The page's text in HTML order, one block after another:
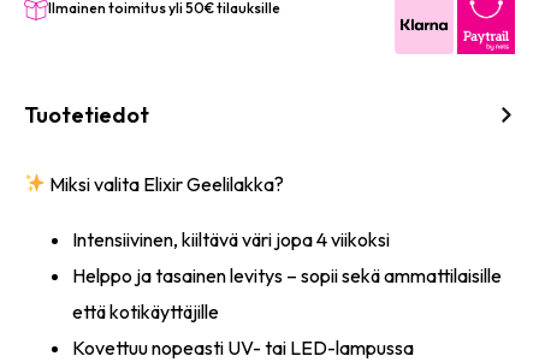
Ilmainen toimitus yli 50€ tilauksille
Tuotetiedot
Miksi valita Elixir Geelilakka?
Intensiivinen, kiiltävä väri jopa 4 viikoksi
Helppo ja tasainen levitys – sopii sekä ammattilaisille
että kotikäyttäjille
Kovettuu nopeasti UV- tai LED-lampussa